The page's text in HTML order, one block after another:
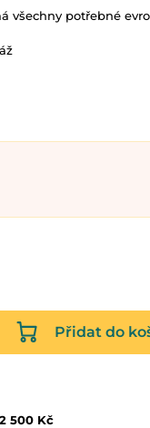
všechny potřebné
Přidat do
2 500 Kč